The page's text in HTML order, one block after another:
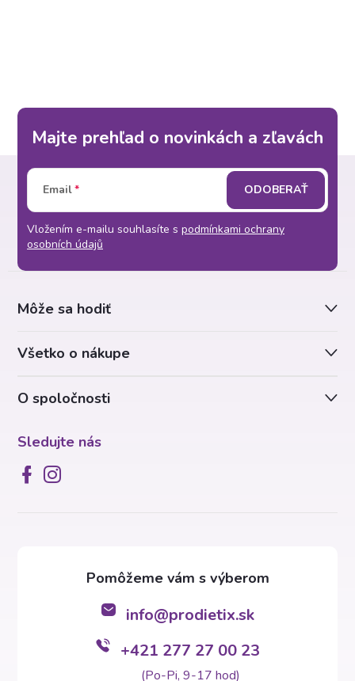
Majte prehľad o novinkách a zľavách
Email
Vložením e-mailu souhlasíte s podmínkami ochrany
osobních údajů
ODOBERAŤ
O spoločnosti
Sledujte nás
Môže sa hodiť
Všetko o nákupe
info@prodietix.sk
+421 277 27 00 23
(Po-Pi, 9-17 hod)